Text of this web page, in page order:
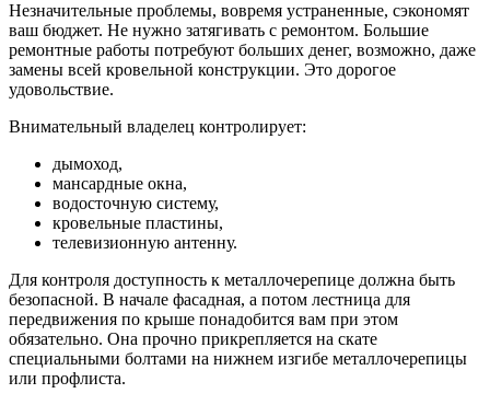
Незначительные проблемы, вовремя устраненные, сэкономят
ваш бюджет. Не нужно затягивать с ремонтом. Большие
ремонтные работы потребуют больших денег, возможно, даже
замены всей кровельной конструкции. Это дорогое
удовольствие.
Внимательный владелец контролирует:
дымоход,
мансардные окна,
водосточную систему,
кровельные пластины,
телевизионную антенну.
Для контроля доступность к металлочерепице должна быть
безопасной. В начале фасадная, а потом лестница для
передвижения по крыше понадобится вам при этом
обязательно. Она прочно прикрепляется на скате
специальными болтами на нижнем изгибе металлочерепицы
или профлиста.